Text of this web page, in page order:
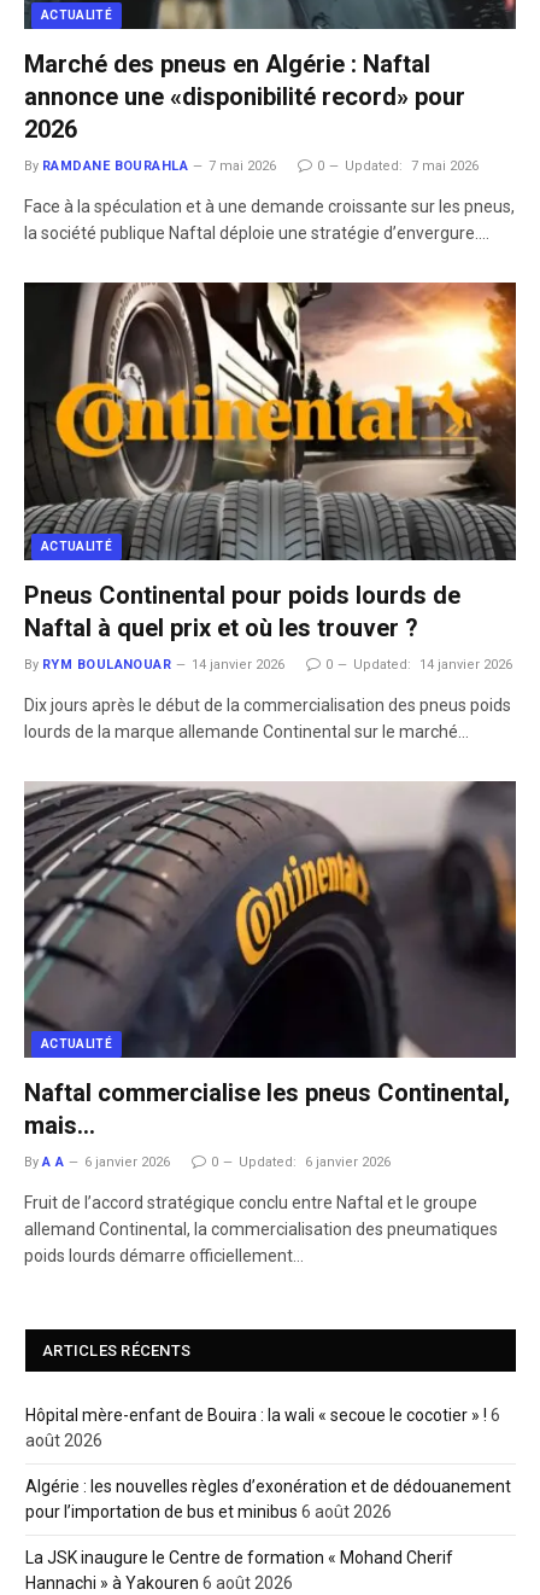
ACTUALITÉ
Marché des pneus en Algérie : Naftal
annonce une «disponibilité record» pour
2026​
By RAMDANE BOURAHLA 7 mai 2026 0 Updated: 7 mai 2026
Face à la spéculation et à une demande croissante sur les pneus,
la société publique Naftal déploie une stratégie d’envergure.…
ACTUALITÉ
Pneus Continental pour poids lourds de
Naftal à quel prix et où les trouver ?
By RYM BOULANOUAR 14 janvier 2026 0 Updated: 14 janvier 2026
Dix jours après le début de la commercialisation des pneus poids
lourds de la marque allemande Continental sur le marché…
ACTUALITÉ
Naftal commercialise les pneus Continental,
mais…
By A A 6 janvier 2026 0 Updated: 6 janvier 2026
Fruit de l’accord stratégique conclu entre Naftal et le groupe
allemand Continental, la commercialisation des pneumatiques
poids lourds démarre officiellement…
ARTICLES RÉCENTS
Hôpital mère-enfant de Bouira : la wali « secoue le cocotier » ! 6
août 2026
Algérie : les nouvelles règles d’exonération et de dédouanement
pour l’importation de bus et minibus 6 août 2026
La JSK inaugure le Centre de formation « Mohand Cherif
Hannachi » à Yakouren 6 août 2026